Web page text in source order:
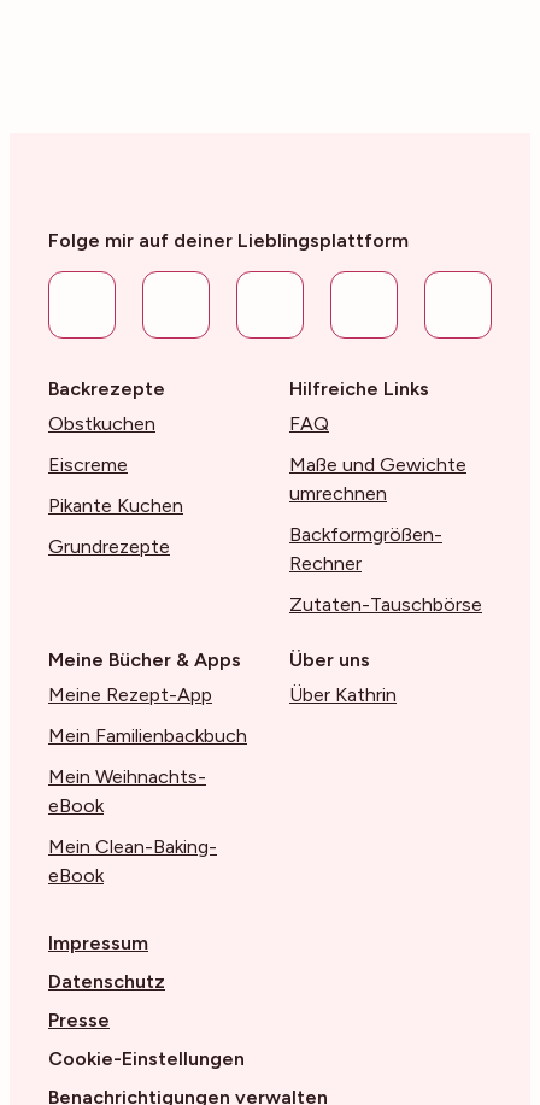
Folge mir auf deiner Lieblingsplattform
Backrezepte
Obstkuchen
Eiscreme
Pikante Kuchen
Grundrezepte
Hilfreiche Links
FAQ
Maße und Gewichte
umrechnen
Backformgrößen-
Rechner
Zutaten-Tauschbörse
Meine Bücher & Apps
Meine Rezept-App
Mein Familienbackbuch
Mein Weihnachts-
eBook
Mein Clean-Baking-
eBook
Über uns
Über Kathrin
Impressum
Datenschutz
Presse
Cookie-Einstellungen
Benachrichtigungen verwalten